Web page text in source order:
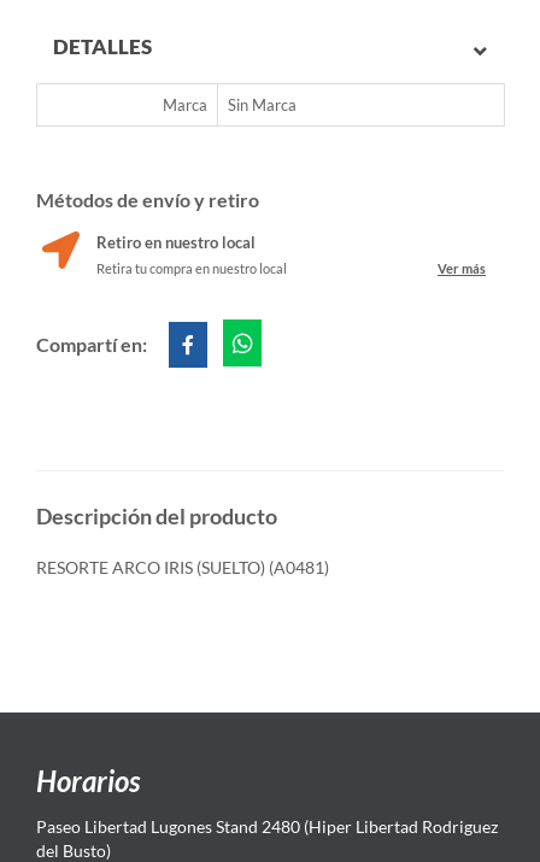
DETALLES
Marca Sin Marca
Métodos de envío y retiro
Retiro en nuestro local
Retira tu compra en nuestro local Ver más
Compartí en:
Descripción del producto
RESORTE ARCO IRIS (SUELTO) (A0481)
Horarios
Paseo Libertad Lugones Stand 2480 (Hiper Libertad Rodriguez
del Busto)